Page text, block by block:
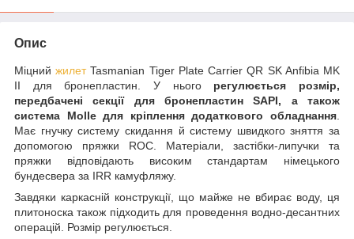
Опис
МіцнийжилетTasmanian Tiger Plate Carrier QR SK Anfibia MK
II для бронепластин. У нього регулюється розмір,
передбачені секції для бронепластин SAPI, а також
система Molle для кріплення додаткового обладнання
Має гнучку систему скидання й систему швидкого зняття за
допомогою пряжки ROC. Матеріали, застібки-липучки та
пряжки відповідають високим стандартам німецького
бундесвера за IRR камуфляжу.
Завдяки каркасній конструкції, що майже не вбирає воду, ця
плитоноска також підходить для проведення водно-десантних
операцій. Розмір регулюється.